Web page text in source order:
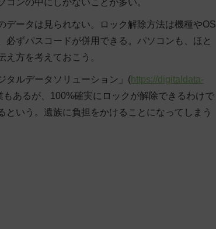
データは見られない。ロック解除方法は機種やOS
ずパスコードが併用できる。パソコンも、ほと
方を考えておこう。
タルデータソリューション」( https://digitaldata-
あるが、100%確実にロックが解除できるわけで
いう。遺族に負担をかけることになってしまう